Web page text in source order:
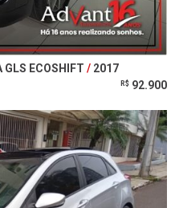
GLS ECOSHIFT 2017
R$ 92.900